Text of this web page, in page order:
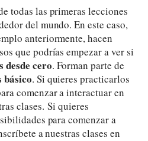
todas las primeras lecciones
del mundo. En este caso,
anteriormente, hacen
que podrías empezar a ver si
desde cero. Forman parte de
básico. Si quieres practicarlos
comenzar a interactuar en
clases. Si quieres
para comenzar a
a nuestras clases en